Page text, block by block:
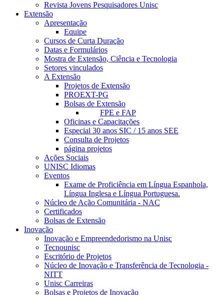
Revista Jovens Pesquisadores Unisc
Extensão
Apresentação
Equipe
Cursos de Curta Duração
Datas e Formulários
Mostra de Extensão, Ciência e Tecnologia
Setores vinculados
A Extensão
Projetos de Extensão
PROEXT-PG
Bolsas de Extensão
FPE e FAP
Oficinas e Capacitações
Especial 30 anos SIC / 15 anos SEE
Consulta de Projetos
página projetos
Ações Sociais
UNISC Idiomas
Eventos
Exame de Proficiência em Língua Espanhola,
Língua Inglesa e Língua Portuguesa.
Núcleo de Ação Comunitária - NAC
Certificados
Bolsas de Extensão
Inovação
Inovação e Empreendedorismo na Unisc
Tecnounisc
Escritório de Projetos
Núcleo de Inovação e Transferência de Tecnologia -
NITT
Unisc Carreiras
Bolsas e Projetos de Inovação